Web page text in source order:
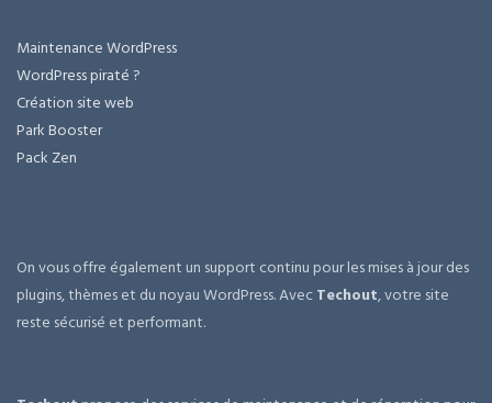
Maintenance WordPress
WordPress piraté ?
Création site web
Park Booster
Pack Zen
On vous offre également un support continu pour les mises à jour des
plugins, thèmes et du noyau WordPress. AvecTechout, votre site
reste sécurisé et performant.